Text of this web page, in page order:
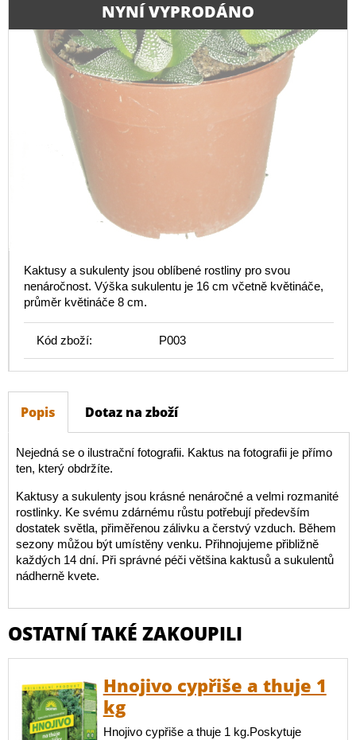
NYNÍ VYPRODÁNO
Kaktusy a sukulenty jsou oblíbené rostliny pro svou
nenáročnost. Výška sukulentu je 16 cm včetně květináče,
průměr květináče 8 cm.
Kód zboží: P003
Popis Dotaz na zboží
Nejedná se o ilustrační fotografii. Kaktus na fotografii je přímo
ten, který obdržíte.
Kaktusy a sukulenty jsou krásné nenáročné a velmi rozmanité
rostlinky. Ke svému zdárnému růstu potřebují především
dostatek světla, přiměřenou zálivku a čerstvý vzduch. Během
sezony můžou být umístěny venku. Přihnojujeme přibližně
každých 14 dní. Při správné péči většina kaktusů a sukulentů
nádherně kvete.
OSTATNÍ TAKÉ ZAKOUPILI
Hnojivo cypřiše a thuje 1
kg
Hnojivo cypřiše a thuje 1 kg.Poskytuje